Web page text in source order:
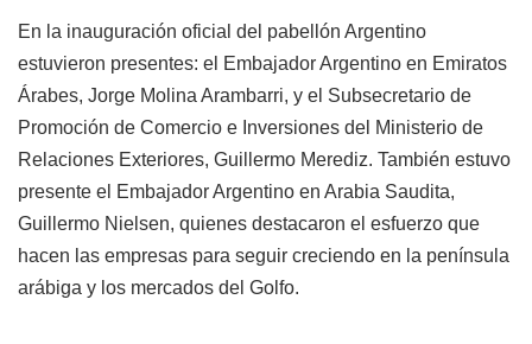
En la inauguración oficial del pabellón Argentino
estuvieron presentes: el Embajador Argentino en Emiratos
Árabes, Jorge Molina Arambarri, y el Subsecretario de
Promoción de Comercio e Inversiones del Ministerio de
Relaciones Exteriores, Guillermo Merediz. También estuvo
presente el Embajador Argentino en Arabia Saudita,
Guillermo Nielsen, quienes destacaron el esfuerzo que
hacen las empresas para seguir creciendo en la península
arábiga y los mercados del Golfo.